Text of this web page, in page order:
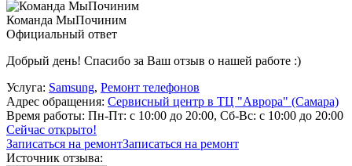
Команда МыПочиним
Официальный ответ
Добрый день! Спасибо за Ваш отзыв о нашей работе :)
Услуга: Samsung, Ремонт телефонов
Адрес обращения: Сервисный центр в ТЦ "Аврора" (Самара)
Время работы: Пн-Пт: с 10:00 до 20:00, Сб-Вс: с 10:00 до 20:00
Сейчас открыто!
Записаться на ремонтЗаписаться на ремонт
Источник отзыва: